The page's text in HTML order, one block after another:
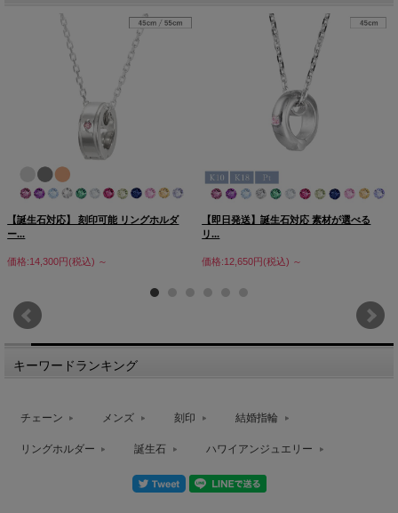
【誕生石対応】 刻印可能 リングホルダ
ー...
価格:14,300円(税込) ～
【即日発送】誕生石対応 素材が選べる
リ...
価格:12,650円(税込) ～
キーワードランキング
チェーン メンズ 刻印 結婚指輪
リングホルダー 誕生石 ハワイアンジュエリー